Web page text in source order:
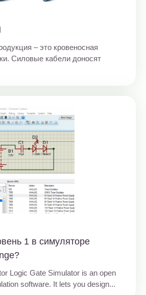
– это кровеносная
Силовые кабели доносят
1 в симуляторе
Logic Gate Simulator is an open
software. It lets you design...